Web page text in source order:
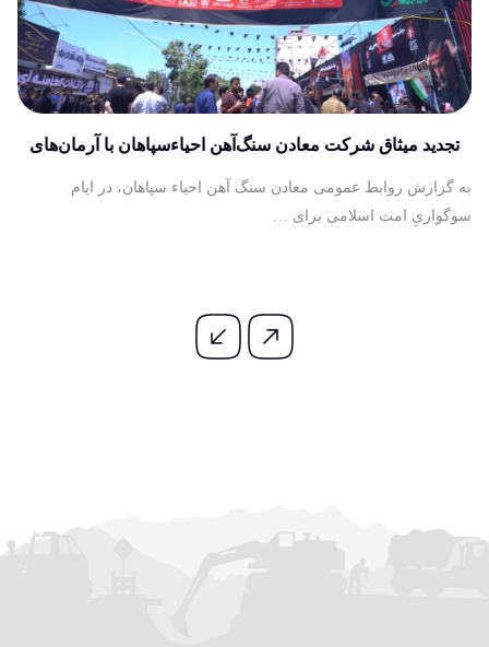
تجدید میثاق شرکت معادن سنگ‌آهن احیاءسپاهان با آرمان‌های
به گزارش روابط عمومی معادن سنگ آهن احیاء سپاهان، در ایام
سوگواریِ امت اسلامی برای …